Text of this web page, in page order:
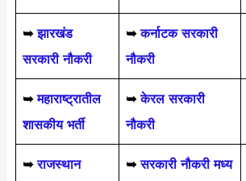
➥ झारखंड
सरकारी नौकरी
➥ कर्नाटक सरकारी
नौकरी
➥ महाराष्ट्रातील
शासकीय भर्ती
➥ केरल सरकारी
नौकरी
➥ राजस्थान
➥सरकारी नौकरी मध्य